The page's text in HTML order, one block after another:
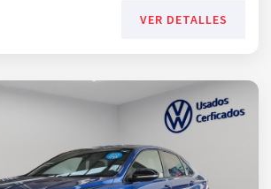
VER DETALLES